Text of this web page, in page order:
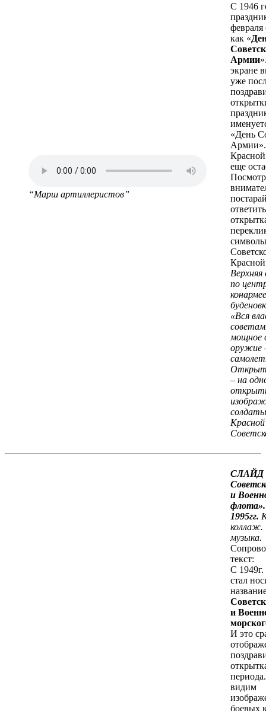
“Марш артиллеристов”
С 1946
февраля
как «
Армии
экране
уже
«День
еще
символы
по
«Вся
мощное
оружие
– на
СЛАЙД
и
1995гг.
коллаж.
музыка.
текст:
С 1949г.
стал
и
И это
видим
боевых